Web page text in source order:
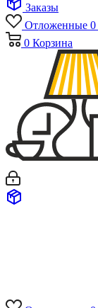
Заказы
Отложенные 0
0 Корзина